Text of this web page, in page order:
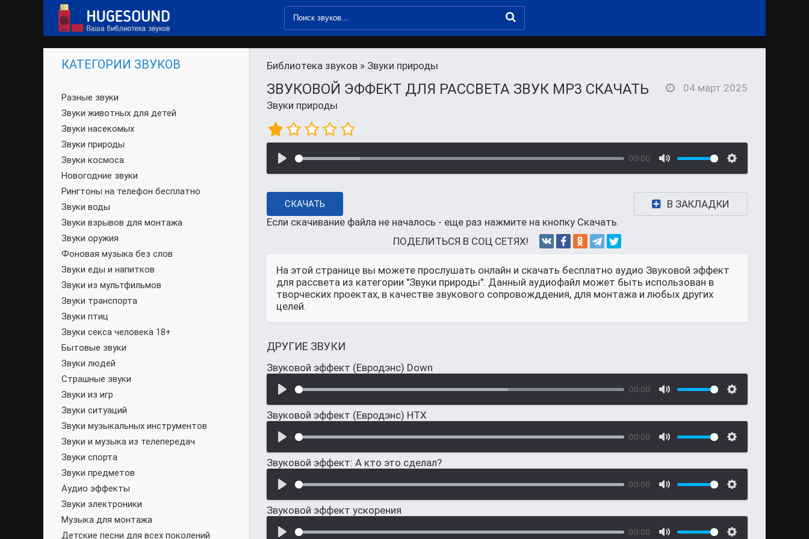
Библиотека звуков » Звуки природы
ЗВУКОВОЙ ЭФФЕКТ ДЛЯ РАССВЕТА ЗВУК MP3 СКАЧАТЬ
Звуки природы
04 март 2025
00:00
СКАЧАТЬ
В ЗАКЛАДКИ
Если скачивание файла не началось - еще раз нажмите на кнопку Скачать.
ПОДЕЛИТЬСЯ В СОЦ СЕТЯХ!
На этой странице вы можете прослушать онлайн и скачать бесплатно аудио Звуковой эффект
для рассвета из категории "Звуки природы". Данный аудиофайл может быть использован в
творческих проектах, в качестве звукового сопровожддения, для монтажа и любых других
целей.
ДРУГИЕ ЗВУКИ
Звуковой эффект (Евродэнс) Down
00:00
Звуковой эффект (Евродэнс) HTX
00:00
Звуковой эффект: А кто это сделал?
00:00
Звуковой эффект ускорения
00:00
КАТЕГОРИИ ЗВУКОВ
Разные звуки
Звуки животных для детей
Звуки насекомых
Звуки природы
Звуки космоса
Новогодние звуки
Рингтоны на телефон бесплатно
Звуки воды
Звуки взрывов для монтажа
Звуки оружия
Фоновая музыка без слов
Звуки еды и напитков
Звуки из мультфильмов
Звуки транспорта
Звуки птиц
Звуки секса человека 18+
Бытовые звуки
Звуки людей
Страшные звуки
Звуки из игр
Звуки ситуаций
Звуки музыкальных инструментов
Звуки и музыка из телепередач
Звуки спорта
Звуки предметов
Аудио эффекты
Звуки электроники
Музыка для монтажа
Детские песни для всех поколений